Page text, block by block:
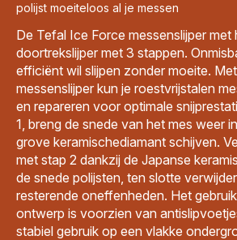
polijst moeiteloos al je messen
De Tefal Ice Force messenslijper met
doortrekslijper met 3 stappen.
efficiënt wil slijpen zonder moeite.
messenslijper kun je roestvrijstalen
en repareren voor optimale
1, breng de snede van het mes weer
grove keramischediamant schijven.
met stap 2 dankzij de Japanse
de snede polijsten, ten slotte
resterende oneffenheden. Het
ontwerp is voorzien van
stabiel gebruik op een vlakke